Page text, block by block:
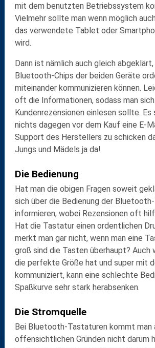
mit dem benutzten Betriebssystem
Vielmehr sollte man wenn möglich
das verwendete Tablet oder
wird.
Dann ist nämlich auch gleich
Bluetooth-Chips der beiden Geräte
miteinander kommunizieren können.
oft die Informationen, sodass man sich
Kundenrezensionen einlesen sollte. Es
nichts dagegen vor dem Kauf eine E-
Support des Herstellers zu schicken
Jungs und Mädels ja da!
Die Bedienung
Hat man die obigen Fragen soweit
sich über die Bedienung der
informieren, wobei Rezensionen oft
Hat die Tastatur einen ordentlichen
merkt man gar nicht, wenn man eine
groß sind die Tasten überhaupt? Auch
die perfekte Größe hat und super mit
kommuniziert, kann eine schlechte
Spaßkurve sehr stark herabsenken.
Die Stromquelle
Bei Bluetooth-Tastaturen kommt man
offensichtlichen Gründen nicht darum